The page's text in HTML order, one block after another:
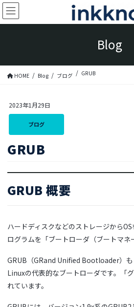
コ
ン
ナ
ビ
Blog
HOME Blog ブログ GRUB
2023年1月29日
ブログ
GRUB
GRUB 概要
ハードディスクなどのストレージから
ログラムを「ブートローダ（ブートマネ
GRUB（GRand Unified Bootloader）も
Linuxの代表的なブートローダです。「
れています。